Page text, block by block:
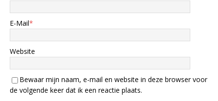
E-Mail*
Website
Bewaar mijn naam, e-mail en website in deze browser voor
de volgende keer dat ik een reactie plaats.